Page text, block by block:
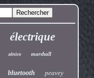
électrique
alnico marshall
bluetooth peavey